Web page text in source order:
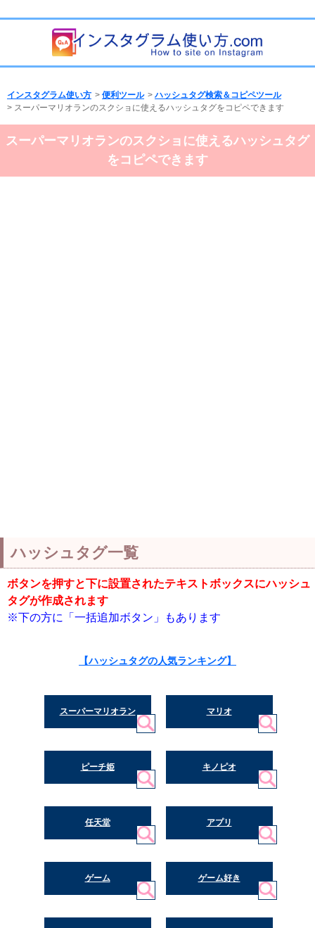
インスタグラム使い方 > 便利ツール >ハッシュタグ検索＆コピペツール
> スーパーマリオランのスクショに使えるハッシュタグをコピペできます
スーパーマリオランのスクショに使えるハッシュタグ
をコピペできます
ハッシュタグ一覧
ボタンを押すと下に設置されたテキストボックスにハッシュ
タグが作成されます
※下の方に「一括追加ボタン」もあります
【ハッシュタグの人気ランキング】
スーパーマリオラン マリオ
ピーチ姫 キノピオ
任天堂 アプリ
ゲーム ゲーム好き